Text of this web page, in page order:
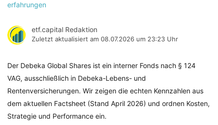
erfahrungen
etf.capital Redaktion
Zuletzt aktualisiert am 08.07.2026 um 23:23 Uhr
Der Debeka Global Shares ist ein interner Fonds nach § 124
VAG, ausschließlich in Debeka-Lebens- und
Rentenversicherungen. Wir zeigen die echten Kennzahlen aus
dem aktuellen Factsheet (Stand April 2026) und ordnen Kosten,
Strategie und Performance ein.